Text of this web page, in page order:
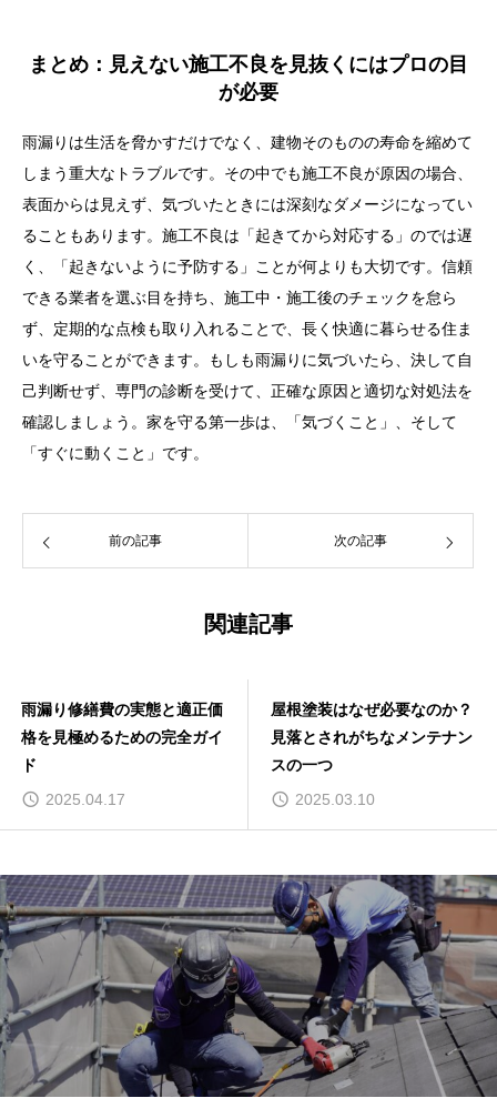
まとめ：見えない施工不良を見抜くにはプロの目
が必要
雨漏りは生活を脅かすだけでなく、建物そのものの寿命を縮めて
しまう重大なトラブルです。その中でも施工不良が原因の場合、
表面からは見えず、気づいたときには深刻なダメージになってい
ることもあります。施工不良は「起きてから対応する」のでは遅
く、「起きないように予防する」ことが何よりも大切です。信頼
できる業者を選ぶ目を持ち、施工中・施工後のチェックを怠ら
ず、定期的な点検も取り入れることで、長く快適に暮らせる住ま
いを守ることができます。もしも雨漏りに気づいたら、決して自
己判断せず、専門の診断を受けて、正確な原因と適切な対処法を
確認しましょう。家を守る第一歩は、「気づくこと」、そして
「すぐに動くこと」です。
前の記事 次の記事
関連記事
雨漏り修繕費の実態と適正価
格を見極めるための完全ガイ
ド
2025.04.17
屋根塗装はなぜ必要なのか？
見落とされがちなメンテナン
スの一つ
2025.03.10